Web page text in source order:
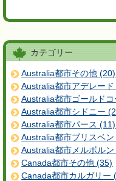
カテゴリー
Australia都市その他 (20)
Australia都市アデレー
Australia都市ゴールド
Australia都市シドニー
Australia都市パース (11)
Australia都市ブリスベ
Australia都市メルボル
Canada都市その他 (35)
Canada都市カルガリー